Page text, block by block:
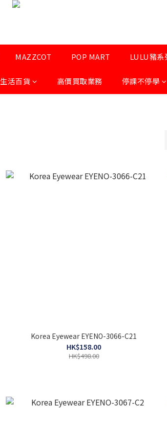
MAZZCOT POP MART LULU豬系
生活百貨 高價買取業務 停課不停學
Korea Eyewear EYENO-3066-C21
HK$158.00
HK$498.00